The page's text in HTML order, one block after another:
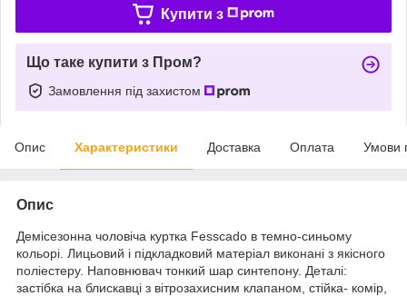
Купити з
Що таке купити з Пром?
Замовлення під захистом
Опис Характеристики Доставка Оплата Умови
Опис
Демісезонна чоловіча куртка Fesscado в темно-синьому
кольорі. Лицьовий і підкладковий матеріал виконані з якісного
поліестеру. Наповнювач тонкий шар синтепону. Деталі:
застібка на блискавці з вітрозахисним клапаном, стійка- комір,